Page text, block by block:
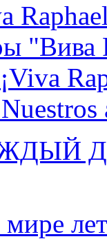
"Вива
мире